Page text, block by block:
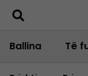
Ballina Të